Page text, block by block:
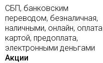
СБП, банковским
переводом, безналичная,
наличными, онлайн, оплата
картой, предоплата,
электронными деньгами
Акции